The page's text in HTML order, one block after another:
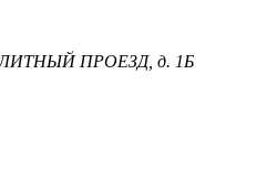
ПРОЕЗД, д. 1Б